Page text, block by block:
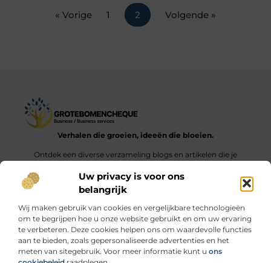
Uw privacy is voor ons
belangrijk
Wij maken gebruik van cookies en vergelijkbare technologieën
om te begrijpen hoe u onze website gebruikt en om uw ervaring
te verbeteren. Deze cookies helpen ons om waardevolle functies
aan te bieden, zoals gepersonaliseerde advertenties en het
meten van sitegebruik. Voor meer informatie kunt u ons
« Vorige 1 2 Volgende »
Verhalen die groeien, ideeën die bloeien.
Ontdek een diverse verzameling blogs en artikelen die je
dagelijks leven.
Onze informatie